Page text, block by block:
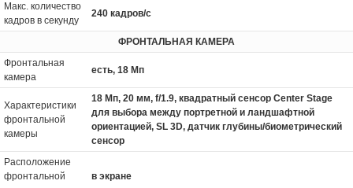
Макс. количество
кадров в секунду
240 кадров/с
ФРОНТАЛЬНАЯ КАМЕРА
Фронтальная
камера
есть, 18 Мп
Характеристики
фронтальной
камеры
18 Мп, 20 мм, f/1.9, квадратный сенсор Center Stage
для выбора между портретной и ландшафтной
ориентацией, SL 3D, датчик глубины/биометрический
сенсор
Расположение
фронтальной
в экране